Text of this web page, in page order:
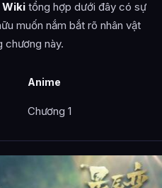
Wiki tổng hợp dưới đây có sự
muốn nắm bắt rõ nhân vật
chương này.
Anime
Chương 1